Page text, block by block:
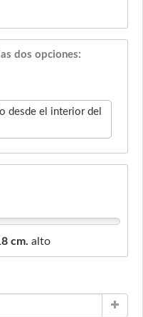
dos opciones:
desde el interior del
cm. alto